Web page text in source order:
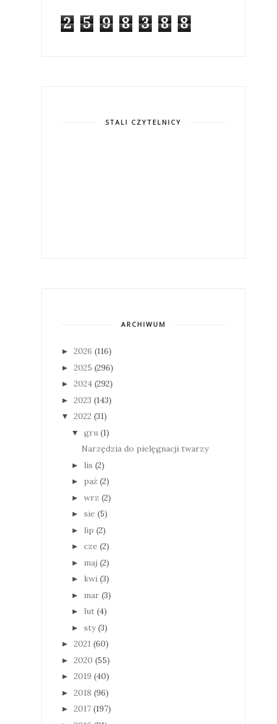
2 5 9 8 3 8 8
STALI CZYTELNICY
ARCHIWUM
► 2026 (116)
► 2025 (296)
► 2024 (292)
► 2023 (143)
▼ 2022 (31)
▼ gru (1)
Narzędzia do pielęgnacji twarzy
► lis (2)
► paź (2)
► wrz (2)
► sie (5)
► lip (2)
► cze (2)
► maj (2)
► kwi (3)
► mar (3)
► lut (4)
► sty (3)
► 2021 (60)
► 2020 (55)
► 2019 (40)
► 2018 (96)
► 2017 (197)